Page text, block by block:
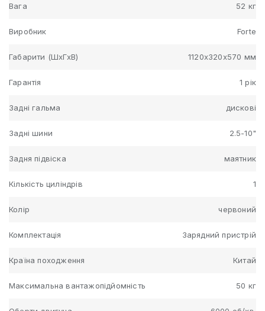
Вага 52 кг
Виробник Forte
Габарити (ШхГхВ) 1120х320х570 мм
Гарантія 1 рік
Задні гальма дискові
Задні шини 2.5-10"
Задня підвіска маятник
Кількість циліндрів 1
Колір червоний
Комплектація Зарядний пристрій
Країна походження Китай
Максимальна вантажопідйомність 50 кг